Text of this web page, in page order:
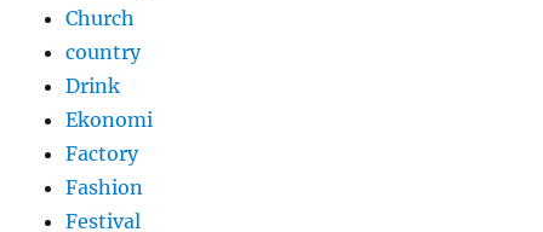
Church
country
Drink
Ekonomi
Factory
Fashion
Festival